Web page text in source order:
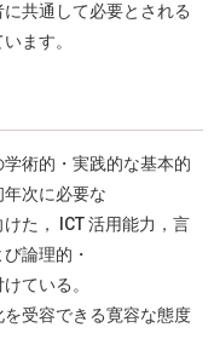
共通して必要とされる
ます。
術的・実践的な基本的
次に必要な
た， ICT 活⽤能⼒，⾔
論理的・
ている。
を受容できる寛容な態度